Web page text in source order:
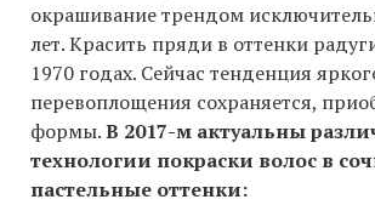
окрашивание трендом
лет. Красить пряди в оттенки
1970 годах. Сейчас тенденция
перевоплощения сохраняется,
формы.В 2017-м актуальны
технологии покраски волос в
пастельные оттенки: